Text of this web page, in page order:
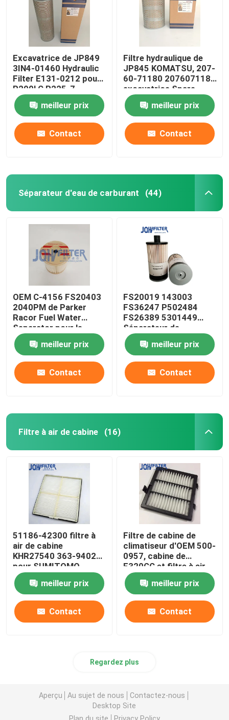
Excavatrice de JP849
3IN4-01460 Hydraulic
Filter E131-0212 pour
R200LC R225-7
R280LC
meilleur prix
Contact
Filtre hydraulique de
JP845 KOMATSU, 207-
60-71180 2076071181
excavatrice Spare
Parts
meilleur prix
Contact
Séparateur d'eau de carburant (44)
OEM C-4156 FS20403
2040PM de Parker
Racor Fuel Water
Separator pour le
moteur
meilleur prix
Contact
FS20019 143003
FS36247 P502484
FS26389 5301449
Séparateur de
carburant Filtre de
séparateur de
carburant
meilleur prix
Contact
Filtre à air de cabine (16)
51186-42300 filtre à
air de cabine
KHR27540 363-9402
pour SUMITOMO
SH130 SH210
meilleur prix
Contact
Filtre de cabine de
climatiseur d'OEM 500-
0957, cabine de
E320GC et filtre à air
de moteur
meilleur prix
Contact
Regardez plus
Aperçu Au sujet de nous
Contactez-nous
Desktop Site
Plan du site
Privacy Policy